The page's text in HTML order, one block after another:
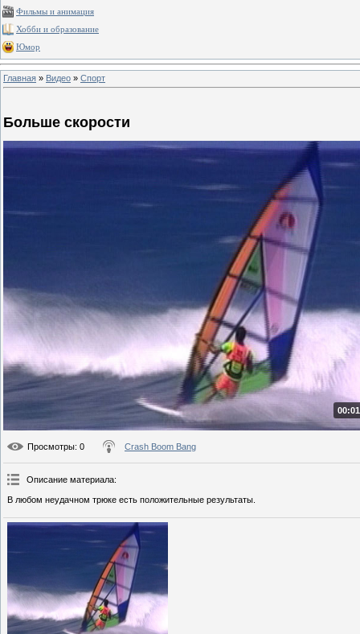
Фильмы и анимация
Хобби и образование
Юмор
Главная » Видео » Спорт
Больше скорости
Просмотры: 0 Crash Boom Bang
Описание материала:
В любом неудачном трюке есть положительные результаты.